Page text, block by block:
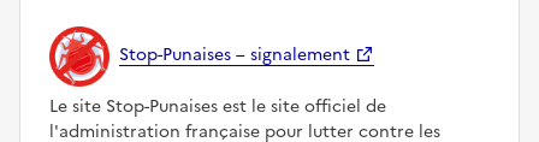
Stop-Punaises – signalement
Le site Stop-Punaises est le site officiel de
l'administration française pour lutter contre les